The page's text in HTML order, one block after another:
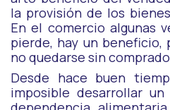
la provisión de los
En el comercio algunas
pierde, hay un
no quedarse sin
Desde hace buen
imposible desarrollar